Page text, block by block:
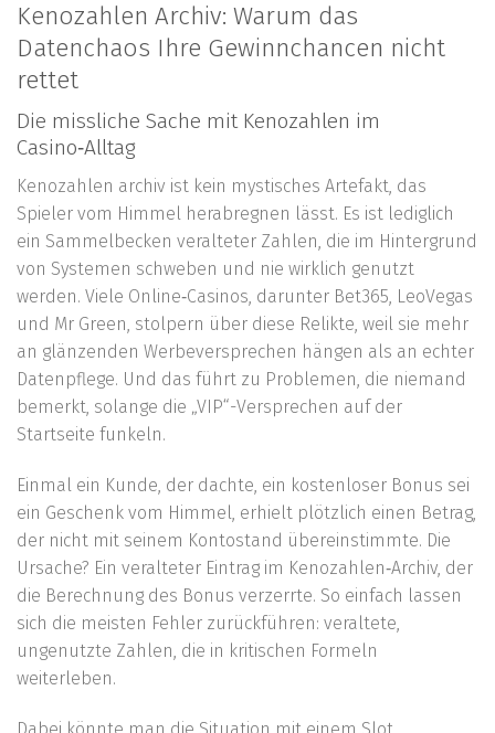
Kenozahlen Archiv: Warum das
Datenchaos Ihre Gewinnchancen nicht
rettet
Die missliche Sache mit Kenozahlen im
Casino‑Alltag
Kenozahlen archiv ist kein mystisches Artefakt, das
Spieler vom Himmel herabregnen lässt. Es ist lediglich
ein Sammelbecken veralteter Zahlen, die im Hintergrund
von Systemen schweben und nie wirklich genutzt
werden. Viele Online‑Casinos, darunter Bet365, LeoVegas
und Mr Green, stolpern über diese Relikte, weil sie mehr
an glänzenden Werbeversprechen hängen als an echter
Datenpflege. Und das führt zu Problemen, die niemand
bemerkt, solange die „VIP“-Versprechen auf der
Startseite funkeln.
Einmal ein Kunde, der dachte, ein kostenloser Bonus sei
ein Geschenk vom Himmel, erhielt plötzlich einen Betrag,
der nicht mit seinem Kontostand übereinstimmte. Die
Ursache? Ein veralteter Eintrag im Kenozahlen‑Archiv, der
die Berechnung des Bonus verzerrte. So einfach lassen
sich die meisten Fehler zurückführen: veraltete,
ungenutzte Zahlen, die in kritischen Formeln
weiterleben.
Dabei könnte man die Situation mit einem Slot